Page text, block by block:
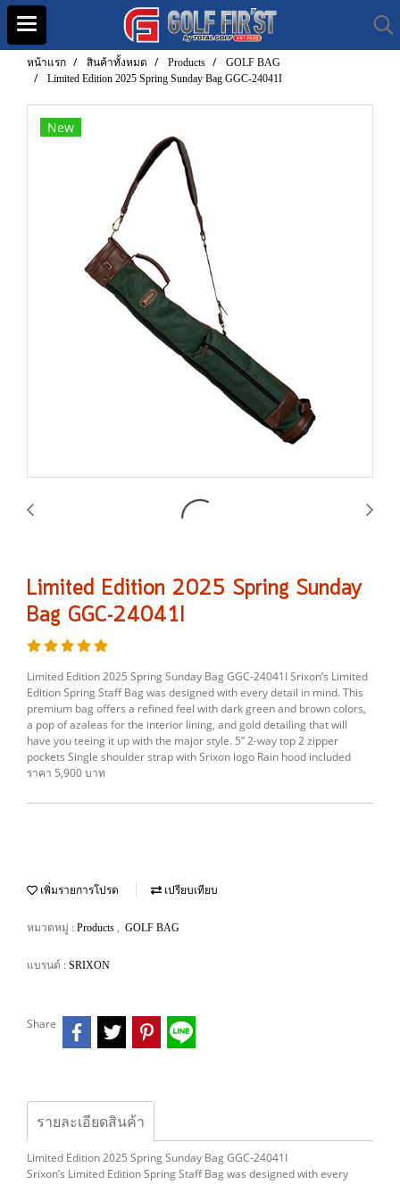
หน้าแรก สินค้าทั้งหมด Products
GOLF BAG
Limited Edition 2025 Spring Sunday Bag GGC-24041I
New
Limited Edition 2025 Spring Sunday
Bag GGC-24041I
Limited Edition 2025 Spring Sunday Bag GGC-24041I Srixon’s Limited
Edition Spring Staff Bag was designed with every detail in mind. This
premium bag offers a refined feel with dark green and brown colors,
a pop of azaleas for the interior lining, and gold detailing that will
have you teeing it up with the major style. 5” 2-way top 2 zipper
pockets Single shoulder strap with Srixon logo Rain hood included
ราคา 5,900 บาท
เพิ่มรายการโปรด เปรียบเทียบ
หมวดหมู่ : Products , GOLF BAG
แบรนด์ : SRIXON
Share
รายละเอียดสินค้า
Limited Edition 2025 Spring Sunday Bag GGC-24041I
Srixon’s Limited Edition Spring Staff Bag was designed with every